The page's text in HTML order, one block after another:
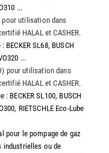
...
pour utilisation dans
HALAL et CASHER.
SL68, BUSCH
...
pour utilisation dans
HALAL et CASHER.
BECKER SL100, BUSCH
RIETSCHLE Eco-Lube
pour le pompage de gaz
industrielles ou de